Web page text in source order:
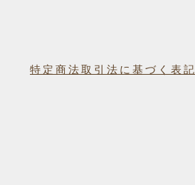
特定商法取引法に基づく表記